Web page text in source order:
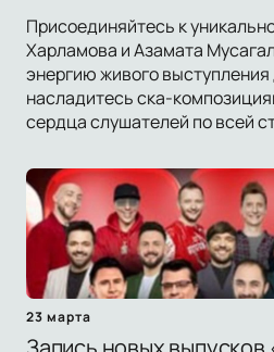
Присоединяйтесь к
Харламова и Азамата
энергию живого
насладитесь ска-
сердца слушателей по всей
23 марта